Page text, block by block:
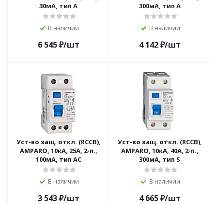
30мА, тип A
В наличии
6 545₽/шт
300мА, тип A
В наличии
4 142₽/шт
Уст-во защ. откл. (RCCB),
AMPARO, 10кА, 25А, 2-п.,
100мА, тип АС
В наличии
3 543₽/шт
Уст-во защ. откл. (RCCB),
AMPARO, 10кА, 40А, 2-п.,
300мА, тип S
В наличии
4 665₽/шт